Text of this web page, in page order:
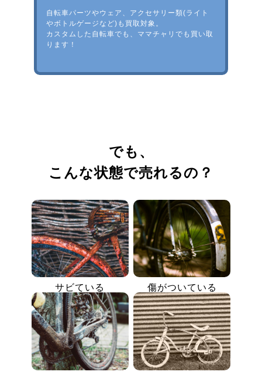
自転車パーツやウェア、アクセサリー類(ライト
やボトルゲージなど)も買取対象。
カスタムした自転車でも、ママチャリでも買い取
ります！
でも、
こんな状態で売れるの？
サビている 傷がついている